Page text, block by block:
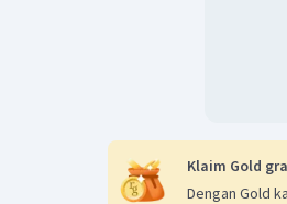
Klaim Gold
Dengan Gold